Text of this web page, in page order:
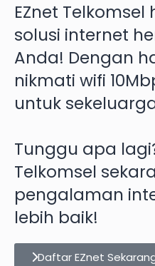
EZnet
solusi internet
Anda! Dengan
nikmati wifi
untuk
Tunggu apa
Telkomsel
pengalaman
lebih baik!
Daftar EZnet